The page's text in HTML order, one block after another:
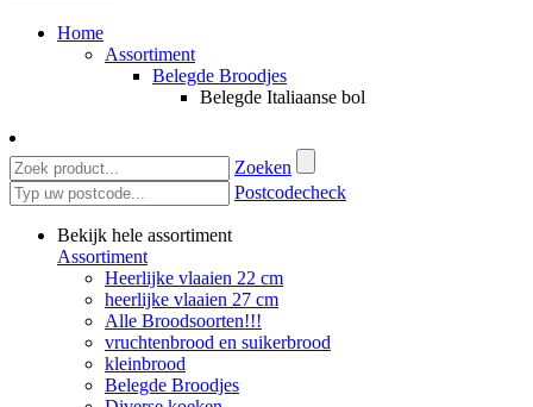
Home
Assortiment
Belegde Broodjes
Belegde Italiaanse bol
Zoeken
Postcodecheck
Bekijk hele assortiment
Assortiment
Heerlijke vlaaien 22 cm
heerlijke vlaaien 27 cm
Alle Broodsoorten!!!
vruchtenbrood en suikerbrood
kleinbrood
Belegde Broodjes